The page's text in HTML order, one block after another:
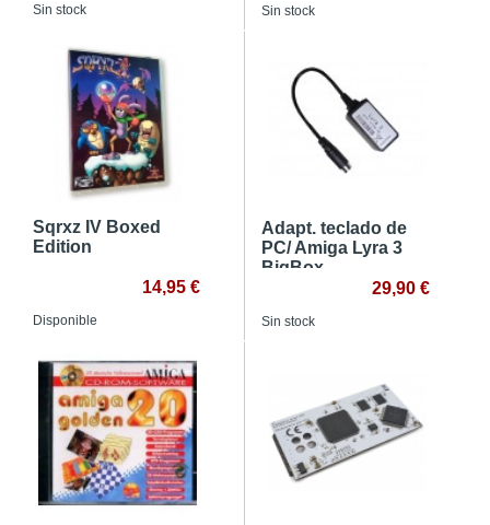
Sin stock Sin stock
Sqrxz IV Boxed
Edition
14,95 €
Disponible
Adapt. teclado de
PC/ Amiga Lyra 3
BigBox
29,90 €
Sin stock